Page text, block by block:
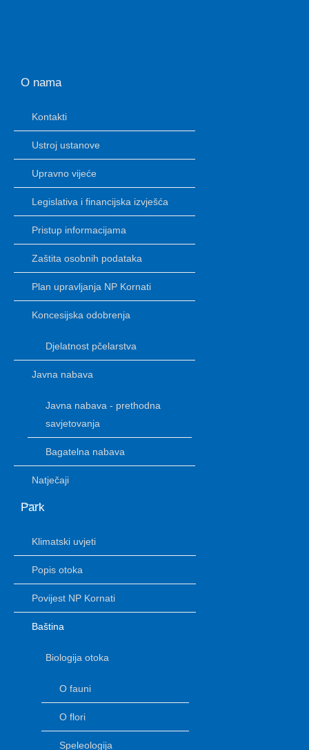
O nama
Kontakti
Ustroj ustanove
Upravno vijeće
Legislativa i financijska izvješća
Pristup informacijama
Zaštita osobnih podataka
Plan upravljanja NP Kornati
Koncesijska odobrenja
Djelatnost pčelarstva
Javna nabava
Javna nabava - prethodna
savjetovanja
Bagatelna nabava
Natječaji
Park
Klimatski uvjeti
Popis otoka
Povijest NP Kornati
Baština
Biologija otoka
O fauni
O flori
Speleologija